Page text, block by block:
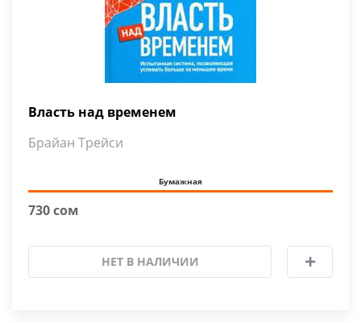
Власть над временем
Брайан Трейси
Бумажная
730 сом
НЕТ В НАЛИЧИИ